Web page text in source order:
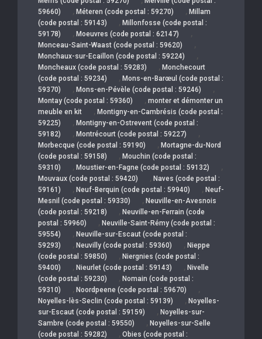
59660)
, Méteren (code postal : 59270) , Millam
(code postal : 59143)
, Millonfosse (code postal :
59178)
, Moeuvres (code postal : 62147) ,
Monceau-Saint-Waast (code postal : 59620) ,
Monchaux-sur-Ecaillon (code postal : 59224) ,
Moncheaux (code postal : 59283) , Monchecourt
(code postal : 59234)
, Mons-en-Barœul (code postal :
59370)
, Mons-en-Pévèle (code postal : 59246) ,
Montay (code postal : 59360) , monter et démonter un
meuble en kit
, Montigny-en-Cambrésis (code postal :
59225)
, Montigny-en-Ostrevent (code postal :
59182)
, Montrécourt (code postal : 59227) ,
Morbecque (code postal : 59190) , Mortagne-du-Nord
(code postal : 59158)
, Mouchin (code postal :
59310)
, Moustier-en-Fagne (code postal : 59132) ,
Mouvaux (code postal : 59420) , Naves (code postal :
59161)
, Neuf-Berquin (code postal : 59940) , Neuf-
Mesnil (code postal : 59330)
, Neuville-en-Avesnois
(code postal : 59218)
, Neuville-en-Ferrain (code
postal : 59960)
, Neuville-Saint-Rémy (code postal :
59554)
, Neuville-sur-Escaut (code postal :
59293)
, Neuvilly (code postal : 59360) , Nieppe
(code postal : 59850)
, Niergnies (code postal :
59400)
, Nieurlet (code postal : 59143) , Nivelle
(code postal : 59230)
, Nomain (code postal :
59310)
, Noordpeene (code postal : 59670) ,
Noyelles-lès-Seclin (code postal : 59139) , Noyelles-
sur-Escaut (code postal : 59159)
, Noyelles-sur-
Sambre (code postal : 59550)
, Noyelles-sur-Selle
(code postal : 59282)
, Obies (code postal :